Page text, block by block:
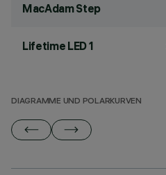
MacAdam Step
Lifetime LED 1
DIAGRAMME UND POLARKURVEN